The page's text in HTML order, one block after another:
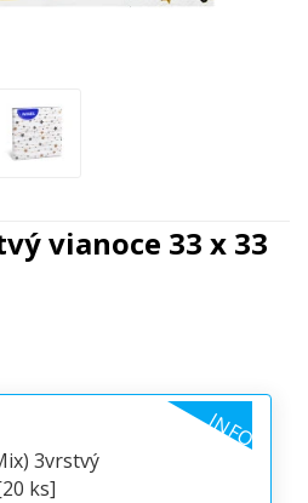
vianoce 33 x 33
INFO
3vrstvý
ks]